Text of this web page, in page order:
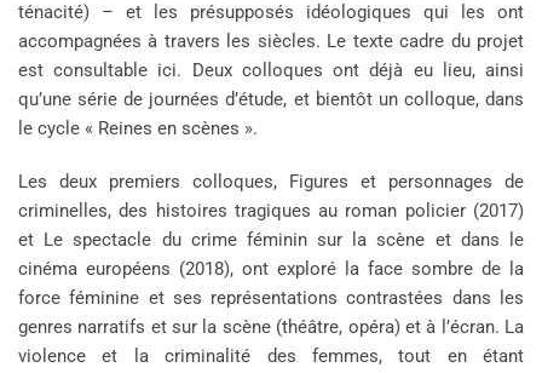
ténacité) – et les présupposés idéologiques qui les ont
accompagnées à travers les siècles. Le texte cadre du projet
est consultable ici. Deux colloques ont déjà eu lieu, ainsi
qu’une série de journées d’étude, et bientôt un colloque, dans
le cycle « Reines en scènes ».
Les deux premiers colloques, Figures et personnages de
criminelles, des histoires tragiques au roman policier (2017)
et Le spectacle du crime féminin sur la scène et dans le
cinéma européens (2018), ont exploré la face sombre de la
force féminine et ses représentations contrastées dans les
genres narratifs et sur la scène (théâtre, opéra) et à l’écran. La
violence et la criminalité des femmes, tout en étant